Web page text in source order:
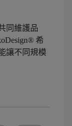
同維護品
希
讓不同規模